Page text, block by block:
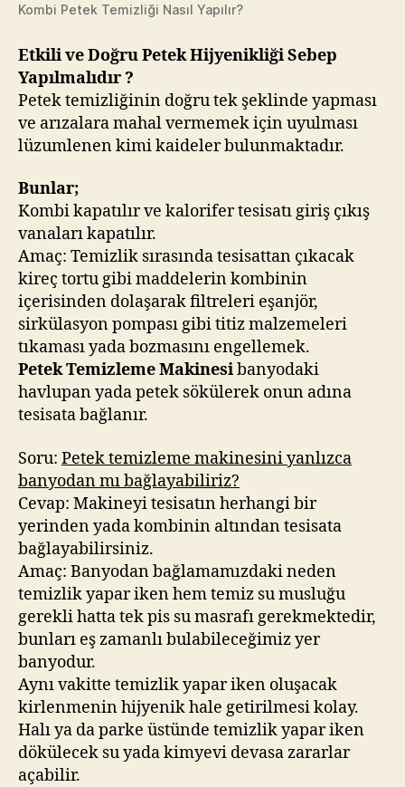
Kombi Petek Temizliği Nasıl Yapılır?
Etkili ve Doğru Petek Hijyenikliği Sebep
Yapılmalıdır ?
Petek temizliğinin doğru tek şeklinde yapması
ve arızalara mahal vermemek için uyulması
lüzumlenen kimi kaideler bulunmaktadır.
Bunlar;
Kombi kapatılır ve kalorifer tesisatı giriş çıkış
vanaları kapatılır.
Amaç: Temizlik sırasında tesisattan çıkacak
kireç tortu gibi maddelerin kombinin
içerisinden dolaşarak filtreleri eşanjör,
sirkülasyon pompası gibi titiz malzemeleri
tıkaması yada bozmasını engellemek.
Petek Temizleme Makinesibanyodaki
havlupan yada petek sökülerek onun adına
tesisata bağlanır.
Soru: Petek temizleme makinesini yanlızca
banyodan mı bağlayabiliriz?
Cevap: Makineyi tesisatın herhangi bir
yerinden yada kombinin altından tesisata
bağlayabilirsiniz.
Amaç: Banyodan bağlamamızdaki neden
temizlik yapar iken hem temiz su musluğu
gerekli hatta tek pis su masrafı gerekmektedir,
bunları eş zamanlı bulabileceğimiz yer
banyodur.
Aynı vakitte temizlik yapar iken oluşacak
kirlenmenin hijyenik hale getirilmesi kolay.
Halı ya da parke üstünde temizlik yapar iken
dökülecek su yada kimyevi devasa zararlar
açabilir.